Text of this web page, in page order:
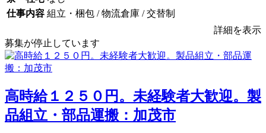
仕事内容 組立・梱包 / 物流倉庫 / 交替制
詳細を表示
募集が停止しています
高時給１２５０円。未経験者大歓迎。製
品組立・部品運搬：加茂市